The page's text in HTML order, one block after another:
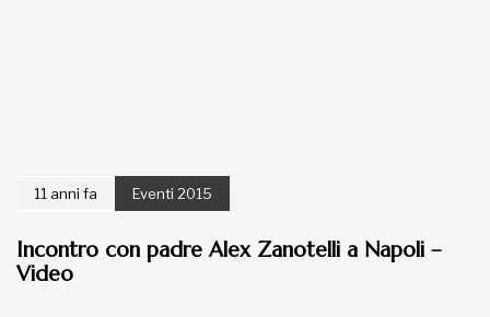
11 anni fa Eventi 2015
Incontro con padre Alex Zanotelli a Napoli –
Video